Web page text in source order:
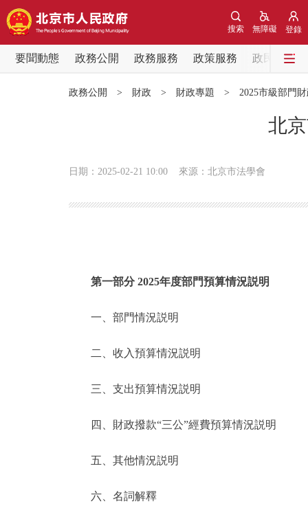
登錄
無障礙
搜索
要聞動態 政務公開 政務服務 政策服務
政民互動
便民服務
仲介服務
政務公開 > 財政 > 財政專題 > 2025市級部門
北
日期：2025-02-21 10:00 來源：北京市法學會
第一部分 2025年度部門預算情況説明
一、部門情況説明
二、收入預算情況説明
三、支出預算情況説明
四、財政撥款“三公”經費預算情況説明
五、其他情況説明
六、名詞解釋